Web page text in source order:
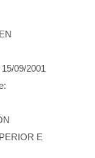
09/2001
E